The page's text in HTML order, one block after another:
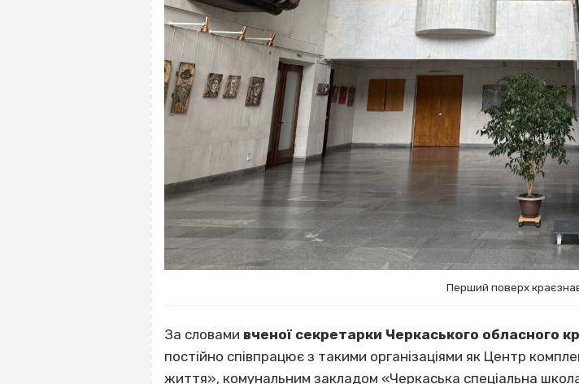
Перший поверх
За словами вченої секретарки Черкаського обласного
постійно співпрацює з такими організаціями як Центр
життя», комунальним закладом «Черкаська спеціальна